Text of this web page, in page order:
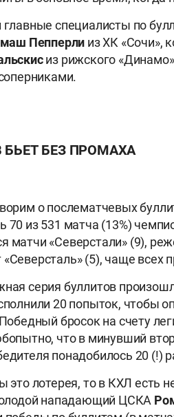
главные специалисты по
Пепперли из ХК «Сочи»,
из рижского
БЕЗ ПРОМАХА
о послематчевых
70 из 531 матча (13%)
матчи «Северстали» (9),
(5), чаще всех
серия буллитов
20 попыток, чтобы
бросок на счету
что в минувший
понадобилось 20 (!)
это лотерея, то в КХЛ есть
нападающий ЦСКА